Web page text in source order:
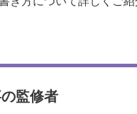
監修者